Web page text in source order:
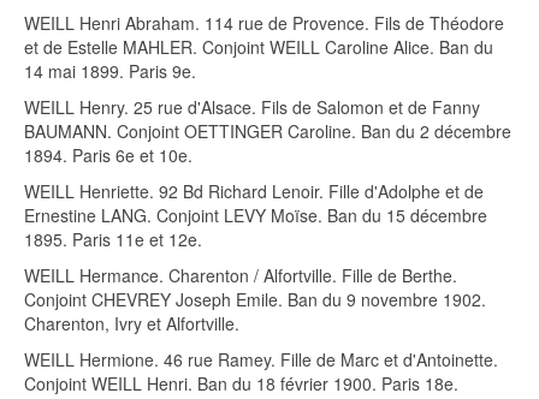
WEILL Henri Abraham. 114 rue de Provence. Fils de Théodore
et de Estelle MAHLER. Conjoint WEILL Caroline Alice. Ban du
14 mai 1899. Paris 9e.
WEILL Henry. 25 rue d'Alsace. Fils de Salomon et de Fanny
BAUMANN. Conjoint OETTINGER Caroline. Ban du 2 décembre
1894. Paris 6e et 10e.
WEILL Henriette. 92 Bd Richard Lenoir. Fille d'Adolphe et de
Ernestine LANG. Conjoint LEVY Moïse. Ban du 15 décembre
1895. Paris 11e et 12e.
WEILL Hermance. Charenton / Alfortville. Fille de Berthe.
Conjoint CHEVREY Joseph Emile. Ban du 9 novembre 1902.
Charenton, Ivry et Alfortville.
WEILL Hermione. 46 rue Ramey. Fille de Marc et d'Antoinette.
Conjoint WEILL Henri. Ban du 18 février 1900. Paris 18e.